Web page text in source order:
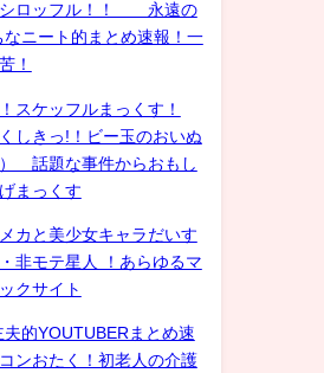
シロッフル！！ 永遠の
ニート的まとめ速報！一
！
スケッフルまっくす！
しきっ!！ビー玉のおいぬ
話題な事件からおもし
まっくす
カと美少女キャラだいす
非モテ星人 ！あらゆるマ
クサイト
的YOUTUBERまとめ速
ンおたく！初老人の介護